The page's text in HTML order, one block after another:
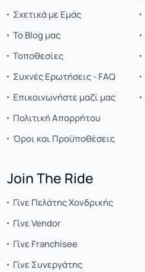
Σχετικά με Εμάς
Το Blog μας
Τοποθεσίες
Συχνές Ερωτήσεις - FAQ
Επικοινωνήστε μαζί μας
Πολιτική Απορρήτου
Όροι και Προϋποθέσεις
Join The Ride
Γίνε Πελάτης Χονδρικής
Γίνε Vendor
Γίνε Franchisee
Γίνε Συνεργάτης